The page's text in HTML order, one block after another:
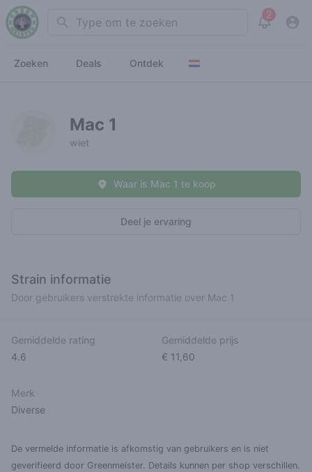
Search 2
View
Zoeken Deals Ontdek
Mac 1
wiet
Deel je ervaring
Waar is Mac 1 te koop
Strain informatie
Door gebruikers verstrekte informatie over Mac 1
Gemiddelde rating
4.6
Gemiddelde prijs
€ 11,60
Merk
Diverse
De vermelde informatie is afkomstig van gebruikers en is niet
geverifieerd door Greenmeister. Details kunnen per shop verschillen.